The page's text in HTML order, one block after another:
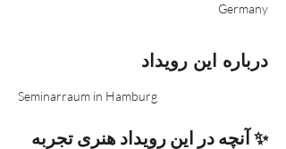
Germany
درباره این رویداد
Seminarraum in Hamburg
✨ آنچه در این رویداد هنری تجربه